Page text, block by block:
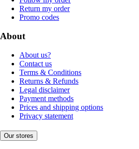
Return my order
Promo codes
About
About us?
Contact us
Terms & Conditions
Returns & Refunds
Legal disclaimer
Payment methods
Prices and shipping options
Privacy statement
Our stores